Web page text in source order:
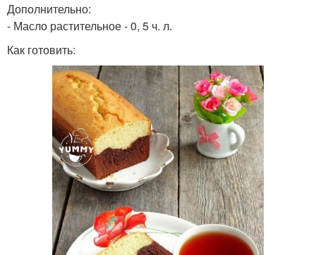
Дополнительно:
- Масло растительное - 0, 5 ч. л.
Как готовить: